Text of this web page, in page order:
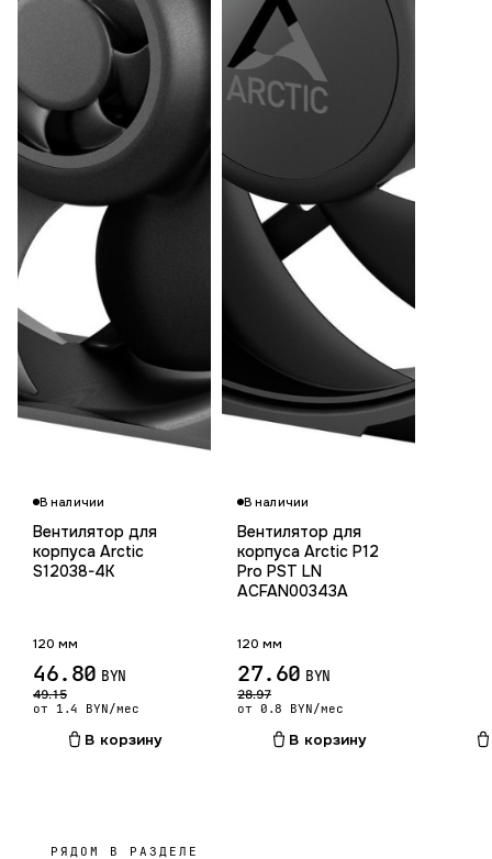
В наличии
Вентилятор для
корпуса Arctic
S12038-4K
120 мм
46.80 BYN
49.15
от 1.4 BYN/мес
В корзину
В наличии
Вентилятор для
корпуса Arctic P12
Pro PST LN
ACFAN00343A
120 мм
27.60 BYN
28.97
от 0.8 BYN/мес
В корзину
РЯДОМ В РАЗДЕЛЕ